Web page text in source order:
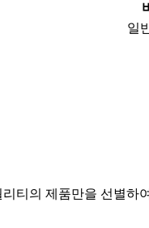
일
티의 제품만을 선별하